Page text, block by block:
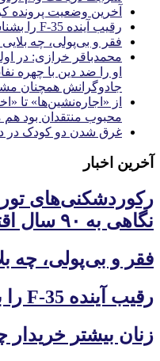
آخرین وضعیت پرونده
رقیب آینده F-35 را بشناسید
فقر و بی‌پولی، چه
محمدباقر خرازی: در
او را ضد دین با چهره
جادوگرانش همچنان
از «اجاره‌نشین‌ها» تا
محبوب منتقدان بود
غرق شدن دو کودک در
آخرین اخبار
نگاهی به ۹۰ سال اقتصاد در ایران
فقر و بی‌پولی، چه
رقیب آینده F-35 را بشناسید
زنان بیشتر